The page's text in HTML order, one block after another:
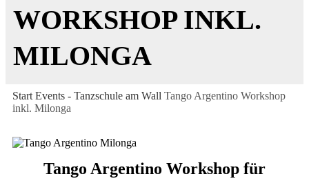
WORKSHOP INKL.
MILONGA
Start Events - Tanzschule am Wall Tango Argentino Workshop
inkl. Milonga
Tango Argentino Workshop für